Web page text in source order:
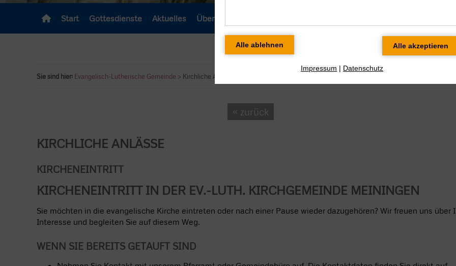
Start Gottesdienste Aktuelles Über uns
Sie sind hier: Evangelisch-Lutherische Gemeinde > Kirchliche Anlässe
« zurück
KIRCHLICHE ANLÄSSE
KIRCHENEINTRITT
KIRCHENEINTRITT IN DER EV.-LUTH. KIRCHGEMEINDE MEININGEN
Sie möchten in die evangelische Kirche eintreten oder nach einer Pause wieder dazugehören? Wir freuen uns über
Interesse und begleiten Sie auf diesem Weg.
WENN SIE BEREITS GETAUFT SIND
Impressum | Datenschutz